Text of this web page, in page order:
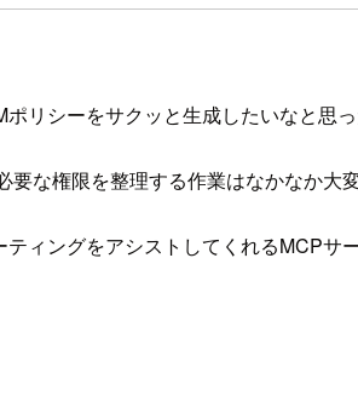
リシーをサクッと生成したいなと思
な権限を整理する作業はなかなか大
ィングをアシストしてくれるMCPサ